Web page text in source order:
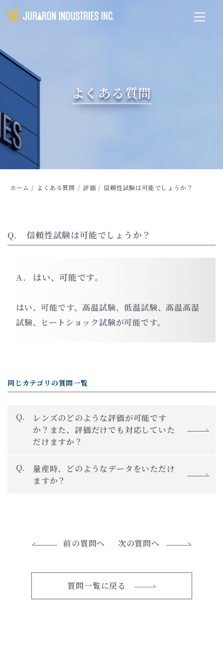
よくある質問
ホーム / よくある質問 / 評価 / 信頼性試験は可能でしょうか？
信頼性試験は可能でしょうか？
はい、可能です。
はい、可能です。高温試験、低温試験、高温高湿
試験、ヒートショック試験が可能です。
同じカテゴリの質問一覧
レンズのどのような評価が可能です
か？また、評価だけでも対応していた
だけますか？
量産時、どのようなデータをいただけ
ますか？
前の質問へ 次の質問へ
質問一覧に戻る